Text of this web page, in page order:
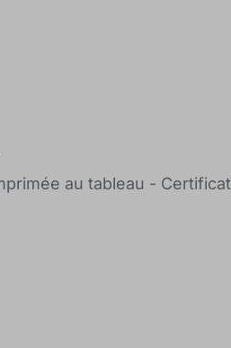
au tableau - Certificat